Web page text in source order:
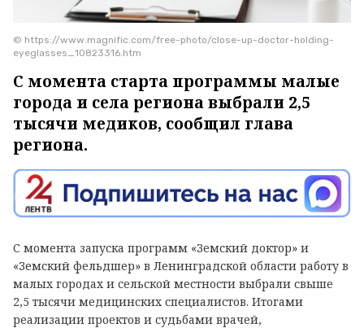
© https://www.magnific.com/free-photo/close-up-doctor-holding-
eyeglasses_10823316.htm
С момента старта программы малые
города и села региона выбрали 2,5
тысячи медиков, сообщил глава
региона.
С момента запуска программ «Земский доктор» и
«Земский фельдшер» в Ленинградской области работу в
малых городах и сельской местности выбрали свыше
2,5 тысячи медицинских специалистов. Итогами
реализации проектов и судьбами врачей,